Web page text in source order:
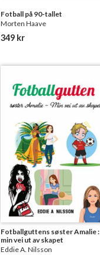
Fotball på 90-tallet
Morten Haave
349 kr
Fotballguttens søster Amalie :
min vei ut av skapet
Eddie A. Nilsson